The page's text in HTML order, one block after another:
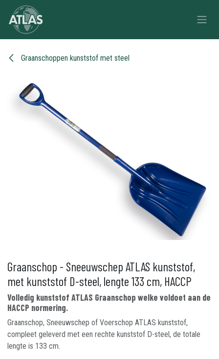
Overslaan naar inhoud
Graanschoppen kunststof met steel
Graanschop - Sneeuwschep ATLAS kunststof,
met kunststof D-steel, lengte 133 cm, HACCP
Volledig kunststof ATLAS Graanschop welke voldoet aan de
HACCP normering.
Graanschop, Sneeuwschep of Voerschop ATLAS kunststof,
compleet geleverd met een rechte kunststof D-steel, de totale
lengte is 133 cm.